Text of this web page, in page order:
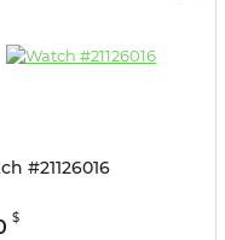
#21126016
$